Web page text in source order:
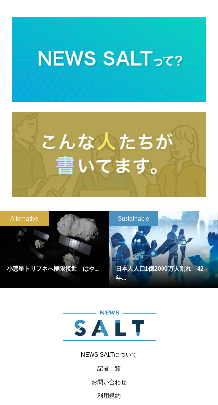
Alternative
小惑星トリフネへ極限接近 はや...
Sustainable
日本人人口1億2000万人割れ 42
年...
NEWS SALTについて
記者一覧
お問い合わせ
利用規約